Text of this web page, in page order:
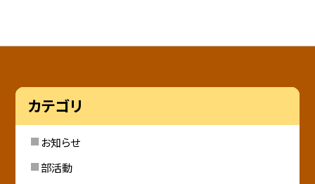
カテゴリ
お知らせ
部活動